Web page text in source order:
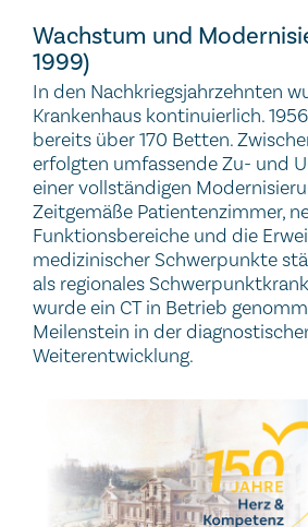
Wachstum und
1999)
In den Nachkriegsjahrzehnten
Krankenhaus kontinuierlich.
bereits über 170 Betten.
erfolgten umfassende Zu- und
einer vollständigen
Zeitgemäße Patientenzimmer,
Funktionsbereiche und die
medizinischer Schwerpunkte
als regionales
wurde ein CT in Betrieb
Meilenstein in der
Weiterentwicklung.